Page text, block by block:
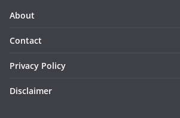
About
Contact
Privacy Policy
Disclaimer